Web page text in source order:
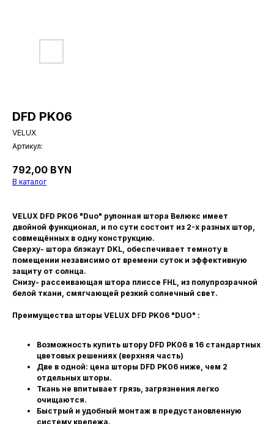
DFD PK06
VELUX
Артикул:
792,00 BYN
В каталог
VELUX DFD PK06 "Duo" рулонная штора Велюкс имеет
двойной функционал, и по сути состоит из 2-х разных штор,
совмещённых в одну конструкцию.
Сверху- штора блэкаут DKL, обеспечивает темноту в
помещении независимо от времени суток и эффективную
защиту от солнца.
Снизу- рассеивающая штора плиссе FHL, из полупрозрачной
белой ткани, смягчающей резкий солнечный свет.
Преимущества шторы VELUX DFD PK06 "DUO" :
Возможность купить штору DFD PK06 в 16 стандартных
цветовых решениях (верхняя часть)
Две в одной: цена шторы DFD PK06 ниже, чем 2
отдельных шторы.
Ткань не впитывает грязь, загрязнения легко
очищаются.
Быстрый и удобный монтаж в предустановленную
систему крепежа.